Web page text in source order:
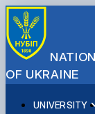
OF UKRAINE
UNIVERSITY